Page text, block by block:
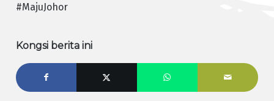
#MajuJohor
Kongsi berita ini